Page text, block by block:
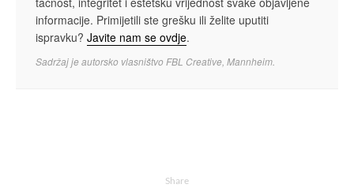
informacije. Primijetili ste grešku ili želite uputiti
ispravku? Javite nam se ovdje.
Sadržaj je autorsko vlasništvo FBL Creative, Mannheim.
Share